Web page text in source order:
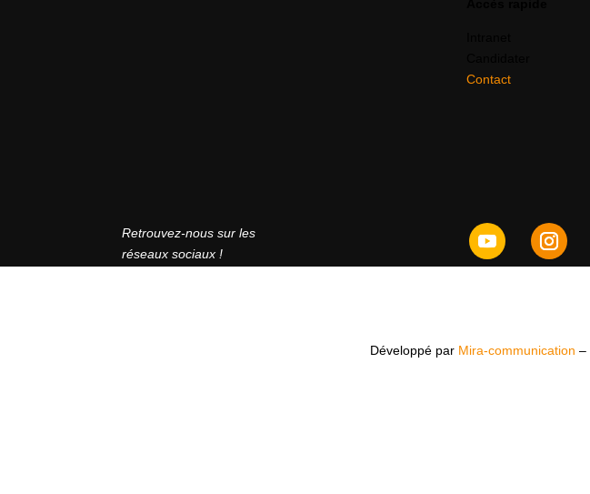
Contact
Retrouvez-nous sur les
réseaux sociaux !
Développé par Mira-communication –